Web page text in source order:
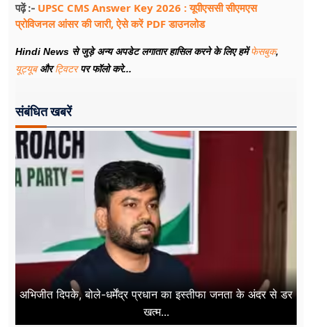
पढ़ें :- UPSC CMS Answer Key 2026 : यूपीएससी सीएमएस
प्रोविजनल आंसर की जारी, ऐसे करें PDF डाउनलोड
Hindi News से जुड़े अन्य अपडेट लगातार हासिल करने के लिए हमेंफेसबुक,
यूट्यूबऔरट्विटरपर फॉलो करे...
संबंधित खबरें
अभिजीत दिपके, बोले-धर्मेंद्र प्रधान का इस्तीफा जनता के अंदर से डर
खत्म...